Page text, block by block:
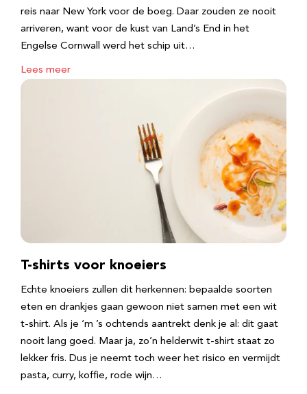
reis naar New York voor de boeg. Daar zouden ze nooit
arriveren, want voor de kust van Land’s End in het
Engelse Cornwall werd het schip uit…
Lees meer
T-shirts voor knoeiers
Echte knoeiers zullen dit herkennen: bepaalde soorten
eten en drankjes gaan gewoon niet samen met een wit
t-shirt. Als je ‘m ’s ochtends aantrekt denk je al: dit gaat
nooit lang goed. Maar ja, zo’n helderwit t-shirt staat zo
lekker fris. Dus je neemt toch weer het risico en vermijdt
pasta, curry, koffie, rode wijn…